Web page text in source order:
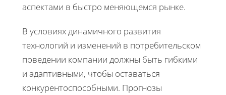
аспектами в быстро меняющемся рынке.
В условиях динамичного развития
технологий и изменений в потребительском
поведении компании должны быть гибкими
и адаптивными, чтобы оставаться
конкурентоспособными. Прогнозы